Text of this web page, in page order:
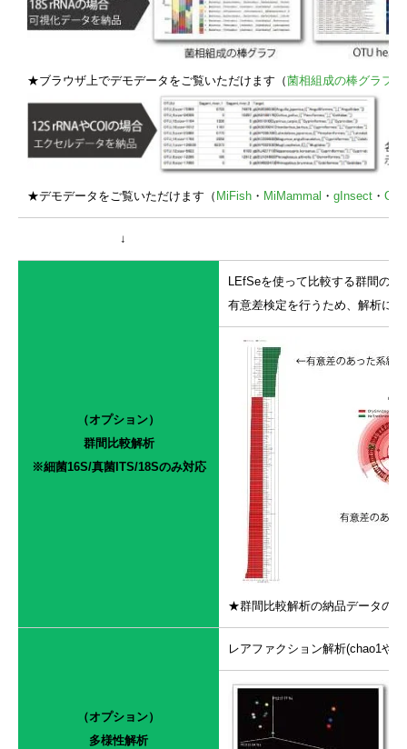
★ブラウザ上でデモデータをご覧いただけます（菌相組成の棒グラフ
★デモデータをご覧いただけます（ MiFish ・ MiMammal ・ gInsect ・ COI
↓
（オプション）
群間比較解析
※細菌16S/真菌ITS/18Sのみ対応
LEfSeを使って比較する群間の
有意差検定を行うため、解析に
★群間比較解析の納品データの
（オプション）
多様性解析
レアファクション解析(chao1や